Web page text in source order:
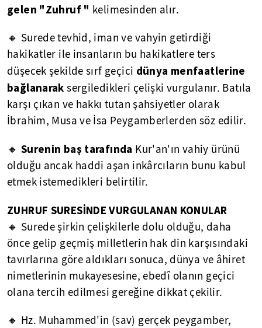
gelen "Zuhruf " kelimesinden alır.
🔸 Surede tevhid, iman ve vahyin getirdiği
hakikatler ile insanların bu hakikatlere ters
düşecek şekilde sırf geçici dünya menfaatlerine
bağlanarak sergiledikleri çelişki vurgulanır. Batıla
karşı çıkan ve hakkı tutan şahsiyetler olarak
İbrahim, Musa ve İsa Peygamberlerden söz edilir.
🔸 Surenin baş tarafında Kur'an'ın vahiy ürünü
olduğu ancak haddi aşan inkârcıların bunu kabul
etmek istemedikleri belirtilir.
ZUHRUF SURESİNDE VURGULANAN KONULAR
🔸 Surede şirkin çelişkilerle dolu olduğu, daha
önce gelip geçmiş milletlerin hak din karşısındaki
tavırlarına göre aldıkları sonuca, dünya ve âhiret
nimetlerinin mukayesesine, ebedî olanın geçici
olana tercih edilmesi gereğine dikkat çekilir.
🔸 Hz. Muhammed'in (sav) gerçek peygamber,